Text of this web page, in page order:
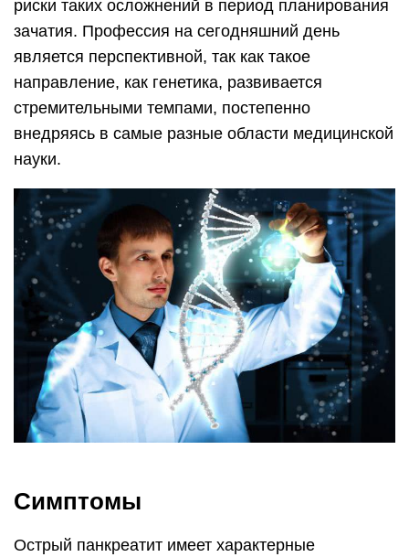
риски таких осложнений в период планирования
зачатия. Профессия на сегодняшний день
является перспективной, так как такое
направление, как генетика, развивается
стремительными темпами, постепенно
внедряясь в самые разные области медицинской
науки.
Симптомы
Острый панкреатит имеет характерные